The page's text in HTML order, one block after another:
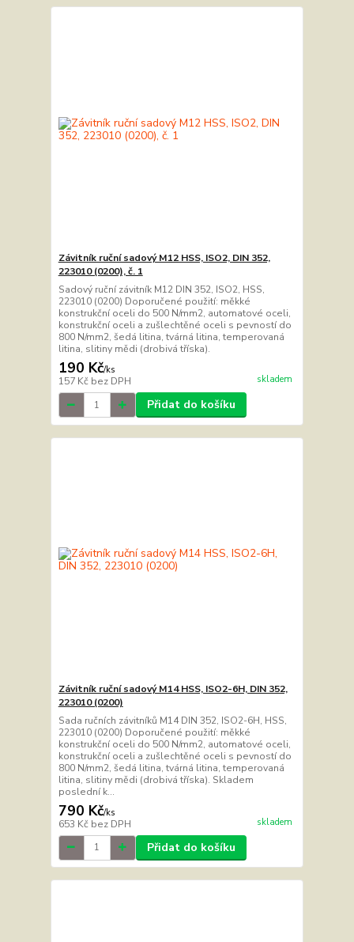
Závitník ruční sadový M12 HSS, ISO2, DIN 352,
223010 (0200), č. 1
Sadový ruční závitník M12 DIN 352, ISO2, HSS,
223010 (0200) Doporučené použití: měkké
konstrukční oceli do 500 N/mm2, automatové oceli,
konstrukční oceli a zušlechtěné oceli s pevností do
800 N/mm2, šedá litina, tvárná litina, temperovaná
litina, slitiny mědi (drobivá tříska).
190 Kč/ks
157 Kč bez DPH skladem
Přidat do košíku
Závitník ruční sadový M14 HSS, ISO2-6H, DIN 352,
223010 (0200)
Sada ručních závitníků M14 DIN 352, ISO2-6H, HSS,
223010 (0200) Doporučené použití: měkké
konstrukční oceli do 500 N/mm2, automatové oceli,
konstrukční oceli a zušlechtěné oceli s pevností do
800 N/mm2, šedá litina, tvárná litina, temperovaná
litina, slitiny mědi (drobivá tříska). Skladem
poslední k...
790 Kč/ks
653 Kč bez DPH skladem
Přidat do košíku